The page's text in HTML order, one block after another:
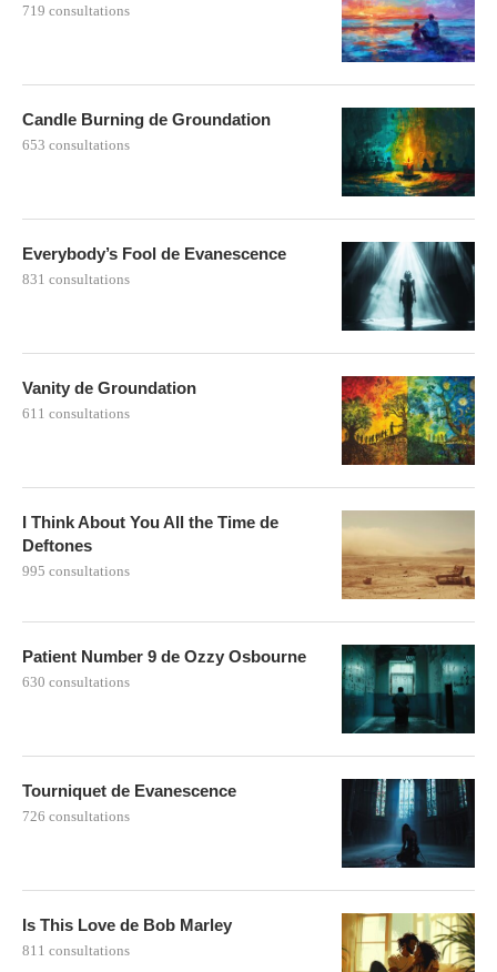
719 consultations
Candle Burning de Groundation
653 consultations
Everybody’s Fool de Evanescence
831 consultations
Vanity de Groundation
611 consultations
I Think About You All the Time de
Deftones
995 consultations
Patient Number 9 de Ozzy Osbourne
630 consultations
Tourniquet de Evanescence
726 consultations
Is This Love de Bob Marley
811 consultations